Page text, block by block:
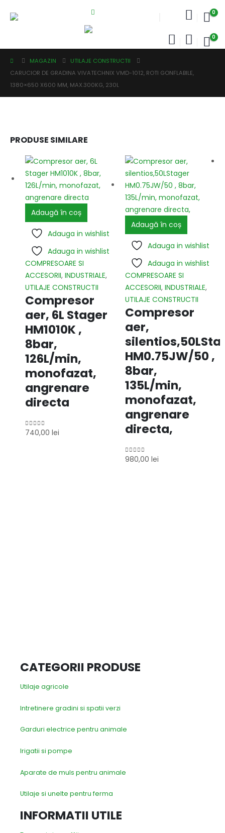
0
0
MAGAZIN
UTILAJE CONSTRUCTII
CARUCIOR DE GRADINA VIVATECHNIX VMD-1012, ROTI GONFLABILE,
1380×650 X600 MM, MAX.300KG, 230L
PRODUSE SIMILARE
Adaugă în coș
Adauga in wishlist
Adauga in wishlist
COMPRESOARE SI
ACCESORII, INDUSTRIALE,
UTILAJE CONSTRUCTII
Compresor
aer, 6L Stager
HM1010K ,
8bar,
126L/min,
monofazat,
angrenare
directa
0out of 5
740,00 lei
Adaugă în coș
Adauga in wishlist
Adauga in wishlist
COMPRESOARE SI
ACCESORII, INDUSTRIALE,
UTILAJE CONSTRUCTII
Compresor
aer,
HM0.75JW/50 ,
8bar,
135L/min,
monofazat,
angrenare
directa,
0out of 5
980,00 lei
CATEGORII PRODUSE
Utilaje agricole
Intretinere gradini si spatii verzi
Garduri electrice pentru animale
Irigatii si pompe
Aparate de muls pentru animale
Utilaje si unelte pentru ferma
INFORMATII UTILE